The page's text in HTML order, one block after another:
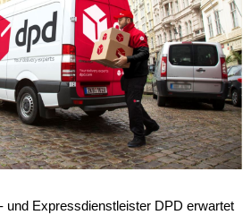
und Expressdienstleister DPD erwartet